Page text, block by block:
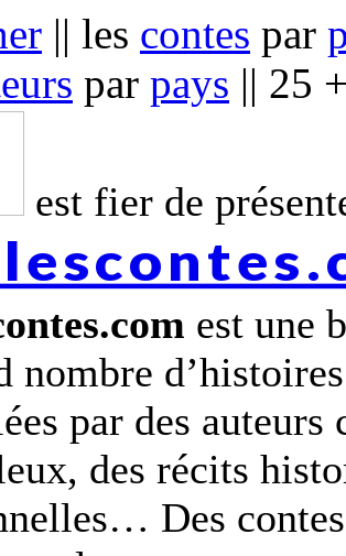
|| les contes par
par pays || 25
est fier de
est une
nombre
par des
des récits
Des